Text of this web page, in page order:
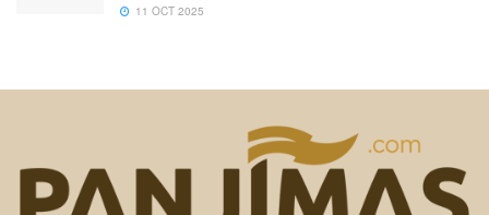
11 OCT 2025